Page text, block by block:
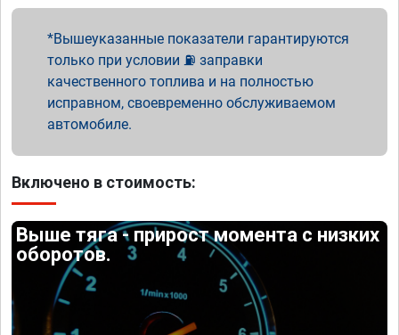
Вышеуказанные показатели гарантируются
только при условии ⛽ заправки
качественного топлива и на полностью
исправном, своевременно обслуживаемом
автомобиле.
Включено в стоимость:
Выше тяга - прирост момента с низких
оборотов.